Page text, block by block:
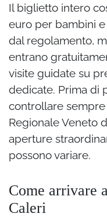
Il biglietto intero
euro per bambini
dal regolamento,
entrano
visite guidate su
dedicate. Prima di
controllare
Regionale Veneto
aperture
possono variare.
Come arrivare
Caleri